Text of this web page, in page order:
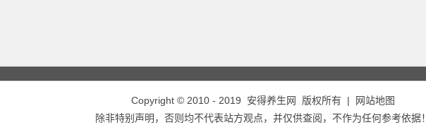
Copyright © 2010 - 2019 安得养生网 版权所有 |
网站地图
除非特别声明，否则均不代表站方观点，并仅供查阅，不作为任何参考依据！